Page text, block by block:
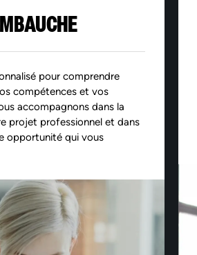
pour comprendre
compétences et vos
accompagnons dans la
projet professionnel et dans
opportunité qui vous